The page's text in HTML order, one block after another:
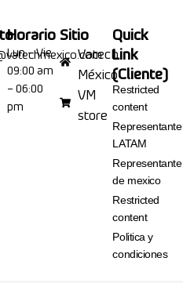
Horario
Lun – Vie
09:00 am
– 06:00
pm
Sitio
Vatech
México
VM
store
Quick
Link
(Cliente)
Restricted
content
Representante
LATAM
Representante
de mexico
Restricted
content
Politica y
condiciones